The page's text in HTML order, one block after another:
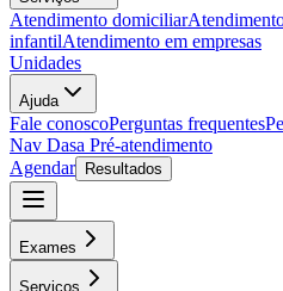
Atendimento domiciliar
infantilAtendimento em empresas
Unidades
Ajuda
Fale conoscoPerguntas frequentes
Nav Dasa Pré-atendimento
Agendar
Resultados
Exames
Serviços